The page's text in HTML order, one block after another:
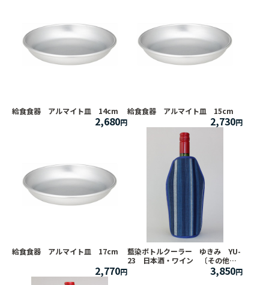
給食食器 アルマイト皿 14cm
2,680
給食食器 アルマイト皿 15cm
2,730
給食食器 アルマイト皿 17cm
2,770
藍染ボトルクーラー ゆきみ YU-
23 日本酒・ワイン 〔その他商
3,850